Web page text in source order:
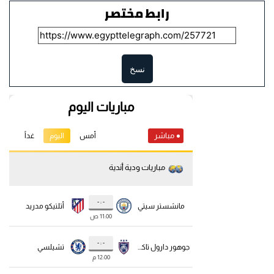
رابط مختصر
نسخ